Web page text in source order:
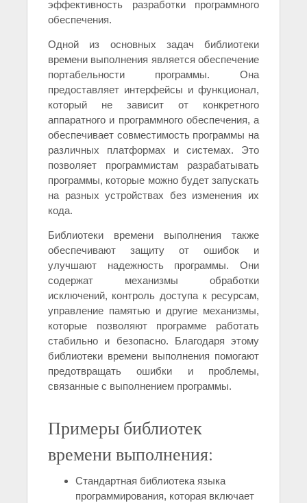
эффективность разработки программного
обеспечения.
Одной из основных задач библиотеки
времени выполнения является обеспечение
портабельности программы. Она
предоставляет интерфейсы и функционал,
который не зависит от конкретного
аппаратного и программного обеспечения, а
обеспечивает совместимость программы на
различных платформах и системах. Это
позволяет программистам разрабатывать
программы, которые можно будет запускать
на разных устройствах без изменения их
кода.
Библиотеки времени выполнения также
обеспечивают защиту от ошибок и
улучшают надежность программы. Они
содержат механизмы обработки
исключений, контроль доступа к ресурсам,
управление памятью и другие механизмы,
которые позволяют программе работать
стабильно и безопасно. Благодаря этому
библиотеки времени выполнения помогают
предотвращать ошибки и проблемы,
связанные с выполнением программы.
Примеры библиотек
времени выполнения:
Стандартная библиотека языка
программирования, которая включает